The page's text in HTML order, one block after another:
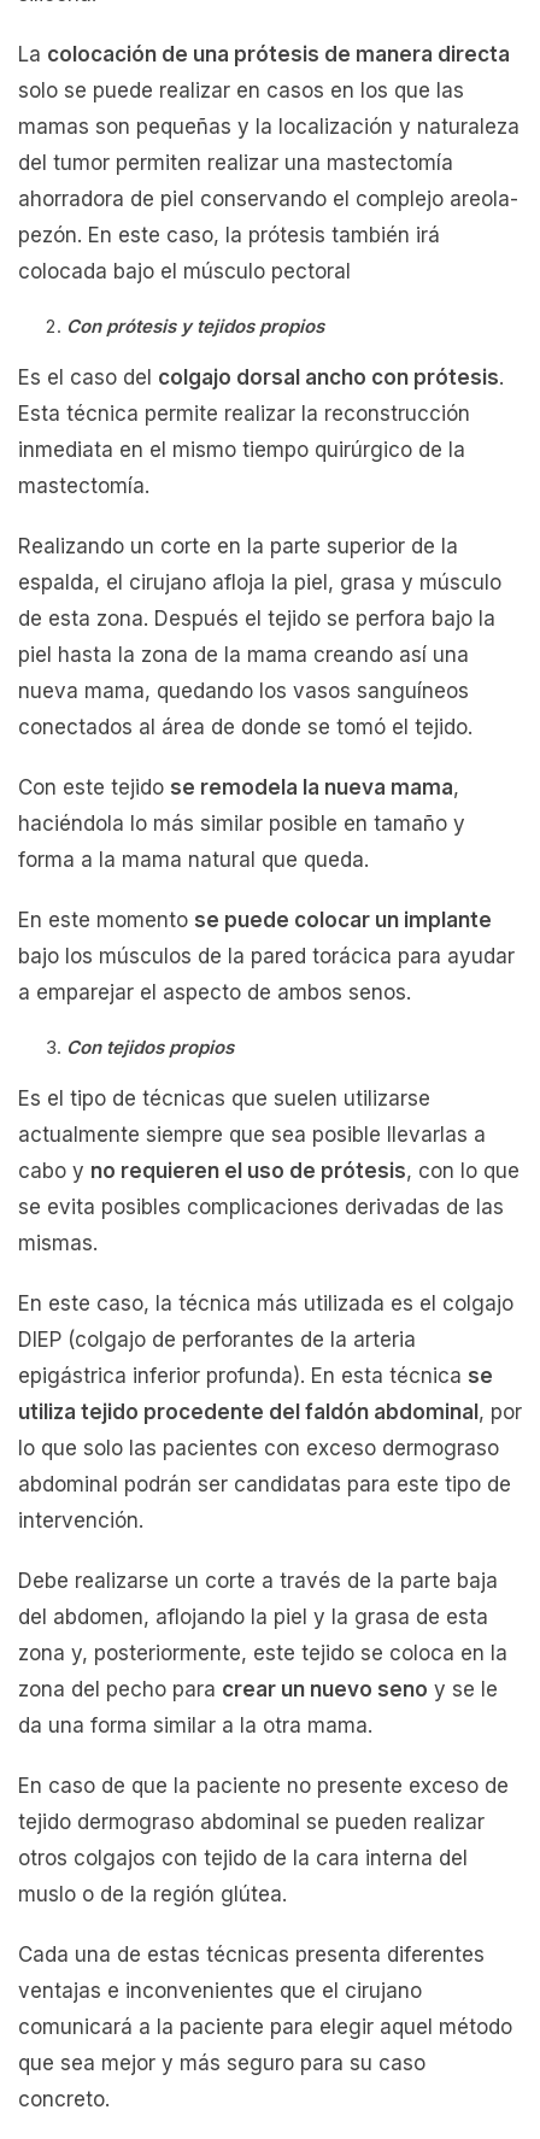
La colocación de una prótesis de manera directa
solo se puede realizar en casos en los que las
mamas son pequeñas y la localización y naturaleza
del tumor permiten realizar una mastectomía
ahorradora de piel conservando el complejo areola-
pezón. En este caso, la prótesis también irá
colocada bajo el músculo pectoral
Con prótesis y tejidos propios
Es el caso del colgajo dorsal ancho con prótesis.
Esta técnica permite realizar la reconstrucción
inmediata en el mismo tiempo quirúrgico de la
mastectomía.
Realizando un corte en la parte superior de la
espalda, el cirujano afloja la piel, grasa y músculo
de esta zona. Después el tejido se perfora bajo la
piel hasta la zona de la mama creando así una
nueva mama, quedando los vasos sanguíneos
conectados al área de donde se tomó el tejido.
Con este tejido se remodela la nueva mama,
haciéndola lo más similar posible en tamaño y
forma a la mama natural que queda.
En este momento se puede colocar un implante
bajo los músculos de la pared torácica para ayudar
a emparejar el aspecto de ambos senos.
Con tejidos propios
Es el tipo de técnicas que suelen utilizarse
actualmente siempre que sea posible llevarlas a
cabo y no requieren el uso de prótesis, con lo que
se evita posibles complicaciones derivadas de las
mismas.
En este caso, la técnica más utilizada es el colgajo
DIEP (colgajo de perforantes de la arteria
epigástrica inferior profunda). En esta técnica se
utiliza tejido procedente del faldón abdominal , por
lo que solo las pacientes con exceso dermograso
abdominal podrán ser candidatas para este tipo de
intervención.
Debe realizarse un corte a través de la parte baja
del abdomen, aflojando la piel y la grasa de esta
zona y, posteriormente, este tejido se coloca en la
zona del pecho para crear un nuevo seno y se le
da una forma similar a la otra mama.
En caso de que la paciente no presente exceso de
tejido dermograso abdominal se pueden realizar
otros colgajos con tejido de la cara interna del
muslo o de la región glútea.
Cada una de estas técnicas presenta diferentes
ventajas e inconvenientes que el cirujano
comunicará a la paciente para elegir aquel método
que sea mejor y más seguro para su caso
concreto.